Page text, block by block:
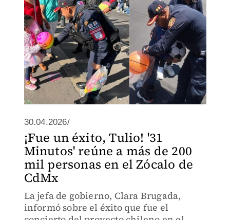
30.04.2026/
¡Fue un éxito, Tulio! '31
Minutos' reúne a más de 200
mil personas en el Zócalo de
CdMx
La jefa de gobierno, Clara Brugada,
informó sobre el éxito que fue el